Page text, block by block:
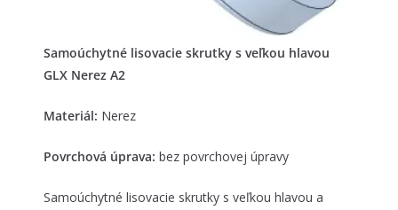
Samoúchytné lisovacie skrutky s veľkou hlavou
GLX Nerez A2
Materiál: Nerez
Povrchová úprava:bez povrchovej úpravy
Samoúchytné lisovacie skrutky s veľkou hlavou a